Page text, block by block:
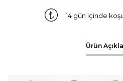
14 gün içinde
Ürün